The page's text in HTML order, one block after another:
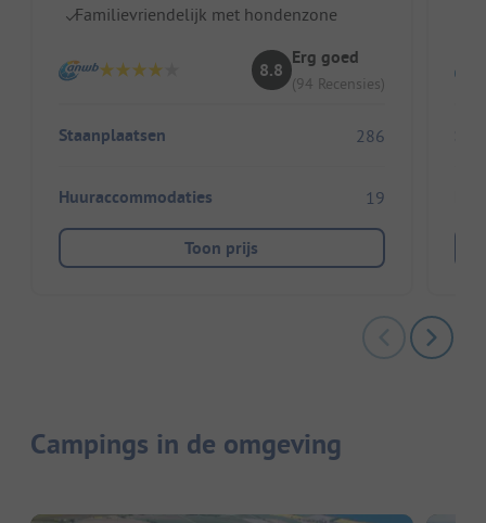
Familievriendelijk met hondenzone
8.8
Erg goed
(94 Recensies)
Staanplaatsen 286
Huuraccommodaties 19
Toon prijs
Campings in de omgeving